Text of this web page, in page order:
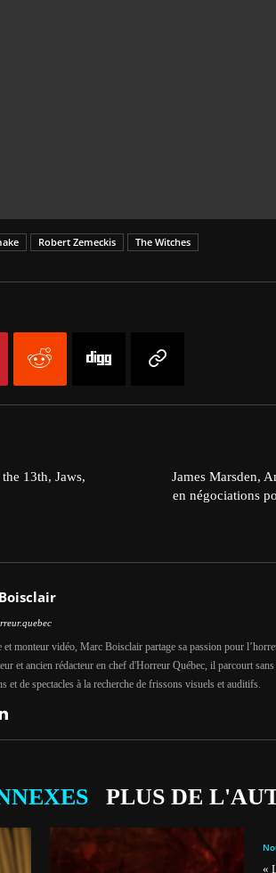
Robert Zemeckis The Witches
13th, Jaws,
James Marsden,
en négociations
et monteur vidéo, Marc Boisclair partage sa passion pour
et ancien rédacteur en chef d'Horreur Québec, il parcourt
et de spectacles à la recherche de frissons visuels et auditifs.
PLUS DE
«